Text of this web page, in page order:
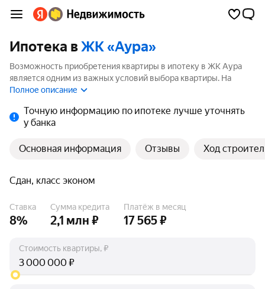
Ипотека вЖК «Аура»
Возможность приобретения квартиры в ипотеку в ЖК Аура
является одним из важных условий выбора квартиры. На
странице мы собрали программы кредитования банков для
Полное описание
Точную информацию по ипотеке лучше уточнять
у банка
Основная информация Отзывы Ход
Сдан, класс эконом
Ставка
8%
Сумма кредита
2,1 млн ₽
Платёж в месяц
17 565 ₽
Стоимость квартиры, ₽
₽